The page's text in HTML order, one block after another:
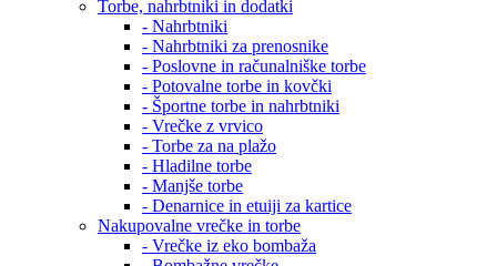
Torbe, nahrbtniki in dodatki
- Nahrbtniki
- Nahrbtniki za prenosnike
- Poslovne in računalniške torbe
- Potovalne torbe in kovčki
- Športne torbe in nahrbtniki
- Vrečke z vrvico
- Torbe za na plažo
- Hladilne torbe
- Manjše torbe
- Denarnice in etuiji za kartice
Nakupovalne vrečke in torbe
- Vrečke iz eko bombaža